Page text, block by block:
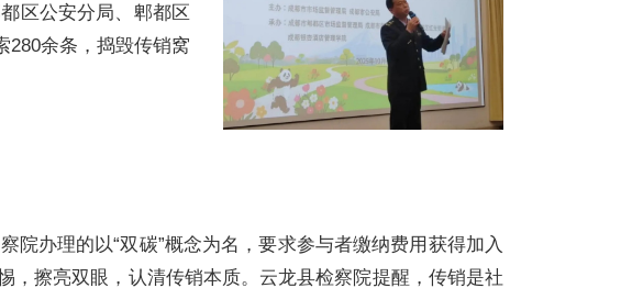
区公安分局、郫都区
280余条，捣毁传销窝
办理的以“双碳”概念为名，要求参与者缴纳费用获得加入
擦亮双眼，认清传销本质。云龙县检察院提醒，传销是社